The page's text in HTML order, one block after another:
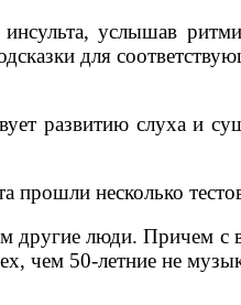
услышав
для
развитию слуха и
прошли несколько
люди. Причем с
чем 50-летние не